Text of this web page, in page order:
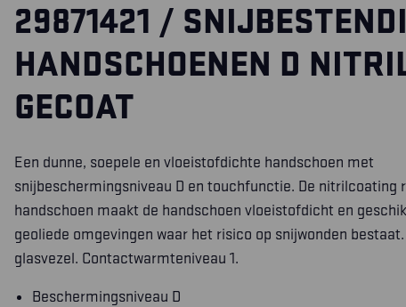
29871421 /
HANDSCHOENEN D
GECOAT
Een dunne, soepele en vloeistofdichte handschoen met
snijbeschermingsniveau D en touchfunctie. De nitrilcoating
handschoen maakt de handschoen vloeistofdicht en
geoliede omgevingen waar het risico op snijwonden
glasvezel. Contactwarmteniveau 1.
Beschermingsniveau D